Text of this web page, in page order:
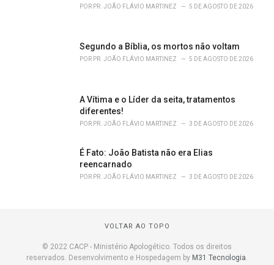
POR PR. JOÃO FLÁVIO MARTINEZ 5 DE AGOSTO DE 2026
Segundo a Bíblia, os mortos não voltam
POR PR. JOÃO FLÁVIO MARTINEZ 5 DE AGOSTO DE 2026
A Vítima e o Líder da seita, tratamentos
diferentes!
POR PR. JOÃO FLÁVIO MARTINEZ 3 DE AGOSTO DE 2026
É Fato: João Batista não era Elias
reencarnado
POR PR. JOÃO FLÁVIO MARTINEZ 3 DE AGOSTO DE 2026
VOLTAR AO TOPO
© 2022 CACP - Ministério Apologético. Todos os direitos
reservados. Desenvolvimento e Hospedagem by M31 Tecnologia.